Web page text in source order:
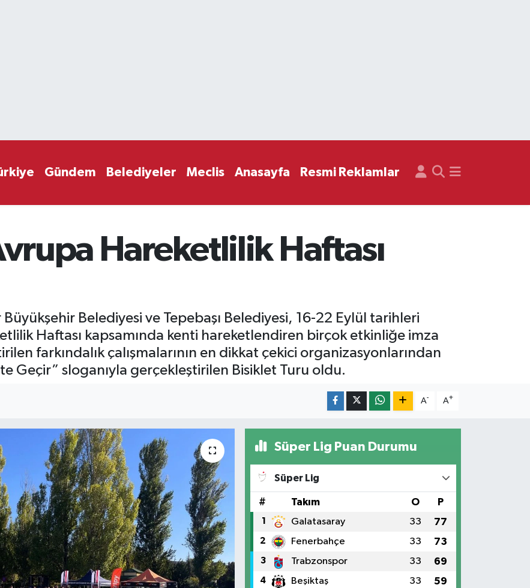
Gündem Belediyeler Meclis Anasayfa Resmi Reklamlar
Hareketlilik Haftası
Belediyesi ve Tepebaşı Belediyesi, 16-22 Eylül tarihleri
Haftası kapsamında kenti hareketlendiren birçok etkinliğe imza
farkındalık çalışmalarının en dikkat çekici organizasyonlarından
Geçir” sloganıyla gerçekleştirilen Bisiklet Turu oldu.
A- A+
Süper Lig Puan Durumu
Süper Lig
# Takım O P
1 Galatasaray 33 77
2 Fenerbahçe 33 73
3 Trabzonspor 33 69
4 Beşiktaş 33 59